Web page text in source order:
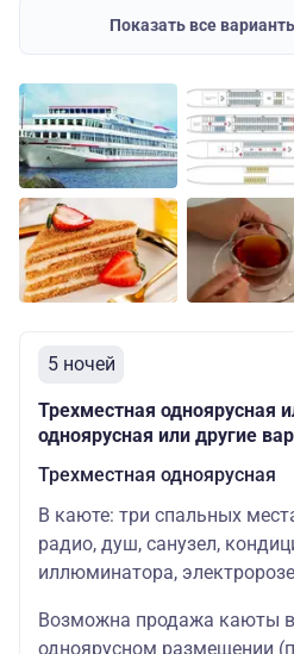
Шлюпочная
Двухместная
одноярусная
Показать все
5 ночей
Трехместная одноярусная
одноярусная или другие
Трехместная одноярусная
В каюте: три спальных
радио, душ, санузел,
иллюминатора,
Возможна продажа каюты
одноярусном размещении